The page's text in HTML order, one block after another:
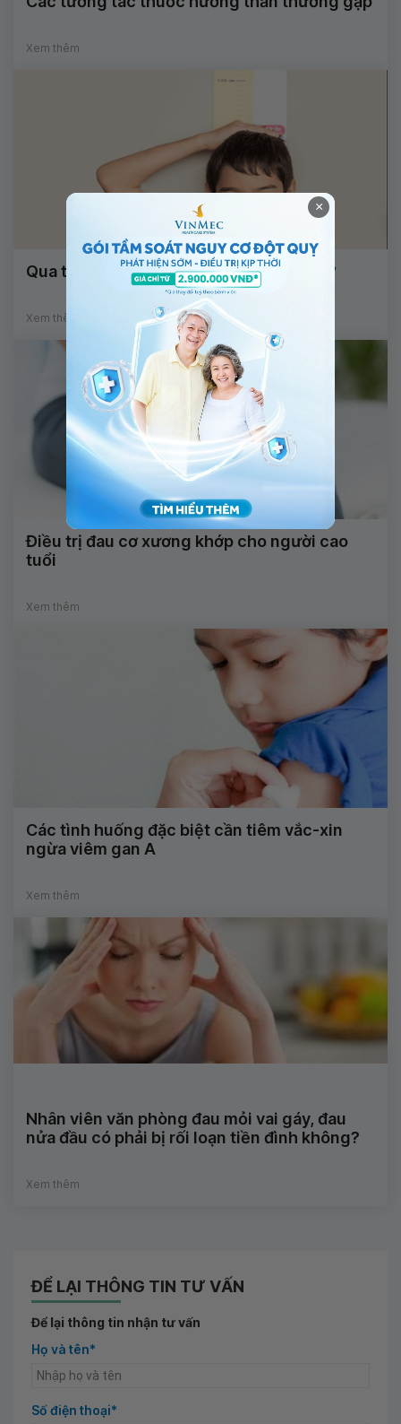
Xem thêm
Qua tuổi dậy thì có cao lên được không?
Xem thêm
Điều trị đau cơ xương khớp cho người cao
tuổi
Xem thêm
Các tình huống đặc biệt cần tiêm vắc-xin
ngừa viêm gan A
Xem thêm
Nhân viên văn phòng đau mỏi vai gáy, đau
nửa đầu có phải bị rối loạn tiền đình không?
Xem thêm
ĐỂ LẠI THÔNG TIN TƯ VẤN
Để lại thông tin nhận tư vấn
Họ và tên*
Số điện thoại*
×